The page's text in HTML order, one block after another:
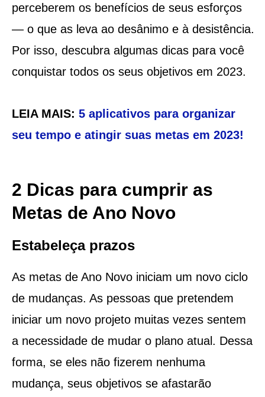
perceberem os benefícios de seus esforços
— o que as leva ao desânimo e à desistência.
Por isso, descubra algumas dicas para você
conquistar todos os seus objetivos em 2023.
LEIA MAIS: 5 aplicativos para organizar
seu tempo e atingir suas metas em 2023!
2 Dicas para cumprir as
Metas de Ano Novo
Estabeleça prazos
As metas de Ano Novo iniciam um novo ciclo
de mudanças. As pessoas que pretendem
iniciar um novo projeto muitas vezes sentem
a necessidade de mudar o plano atual. Dessa
forma, se eles não fizerem nenhuma
mudança, seus objetivos se afastarão